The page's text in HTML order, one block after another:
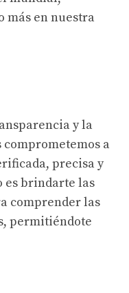
más en nuestra
y la
a
precisa y
es brindarte las
comprender las
permitiéndote